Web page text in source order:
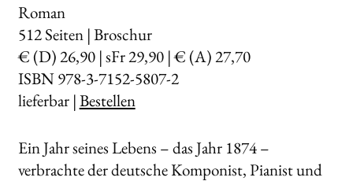
Roman
512Seiten | Broschur
€ (D) 26,90 | sFr 29,90 | € (A) 27,70
ISBN 978-3-7152-5807-2
lieferbar |Bestellen
Ein Jahr seines Lebens – das Jahr 1874 –
verbrachte der deutsche Komponist, Pianist und